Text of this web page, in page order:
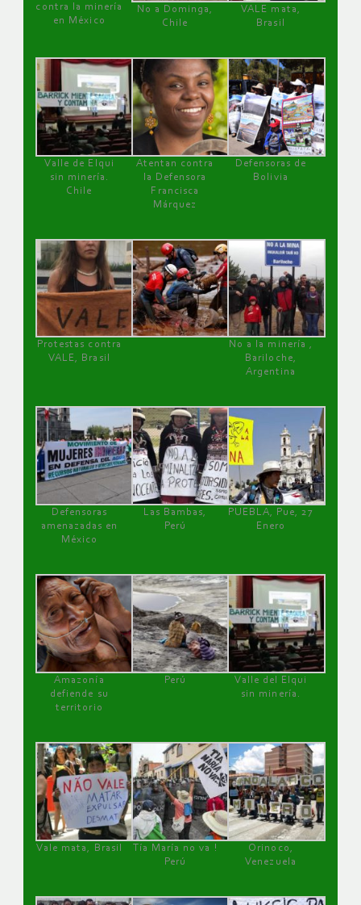
contra la minería
en México
No a Dominga,
Chile
VALE mata,
Brasil
Valle de Elqui
sin minería.
Chile
Atentan contra
la Defensora
Francisca
Márquez
Defensoras de
Bolivia
Protestas contra
VALE, Brasil
No a la minería ,
Bariloche,
Argentina
Defensoras
amenazadas en
México
Las Bambas,
Perú
PUEBLA, Pue, 27
Enero
Amazonía
defiende su
territorio
Perú
Valle del Elqui
sin minería.
Vale mata, Brasil
Tía María no va !
Perú
Orinoco,
Venezuela